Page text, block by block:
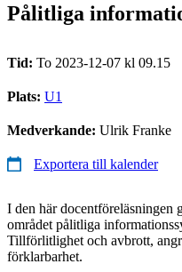
Pålitliga
Tid: To 2023-12-07 kl 09.15
Plats: U1
Medverkande: Ulrik Franke
Exportera till kalender
I den här docentföreläsningen
området pålitliga
Tillförlitlighet och avbrott,
förklarbarhet.